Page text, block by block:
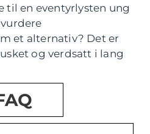
til en eventyrlysten ung
et alternativ? Det er
og verdsatt i lang